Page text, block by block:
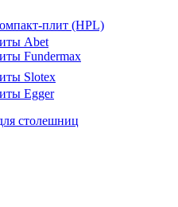
плит (HPL)
Abet
Fundermax
Slotex
Egger
столешниц